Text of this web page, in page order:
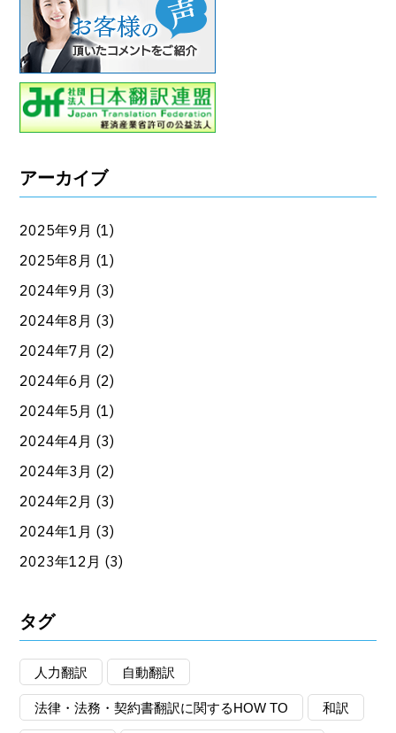
アーカイブ
2025年9月 (1)
2025年8月 (1)
2024年9月 (3)
2024年8月 (3)
2024年7月 (2)
2024年6月 (2)
2024年5月 (1)
2024年4月 (3)
2024年3月 (2)
2024年2月 (3)
2024年1月 (3)
2023年12月 (3)
タグ
人力翻訳 自動翻訳
法律・法務・契約書翻訳に関するHOW TO 和訳